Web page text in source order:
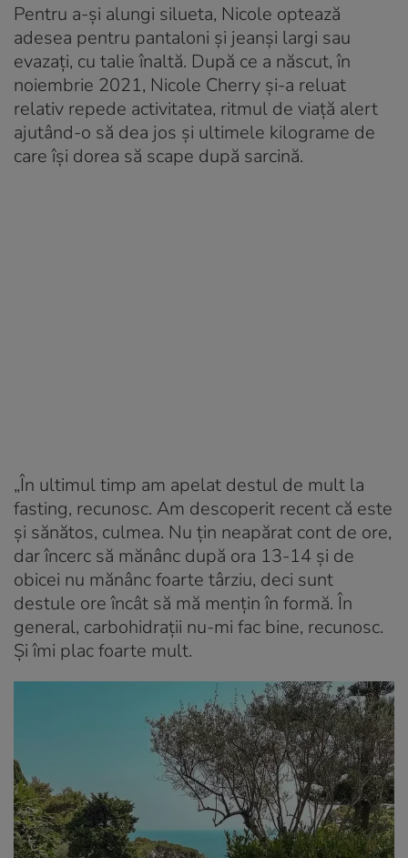
Pentru a-și alungi silueta, Nicole optează
adesea pentru pantaloni și jeanși largi sau
evazați, cu talie înaltă. După ce a născut, în
noiembrie 2021, Nicole Cherry și-a reluat
relativ repede activitatea, ritmul de viață alert
ajutând-o să dea jos și ultimele kilograme de
care își dorea să scape după sarcină.
„În ultimul timp am apelat destul de mult la
fasting, recunosc. Am descoperit recent că este
și sănătos, culmea. Nu țin neapărat cont de ore,
dar încerc să mănânc după ora 13-14 și de
obicei nu mănânc foarte târziu, deci sunt
destule ore încât să mă mențin în formă. În
general, carbohidrații nu-mi fac bine, recunosc.
Și îmi plac foarte mult.